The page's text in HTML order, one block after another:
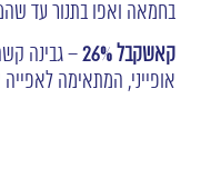
בחמאה ואפו בתנור עד
קאשקבל 26%
– גבינה
אופייני, המתאימה